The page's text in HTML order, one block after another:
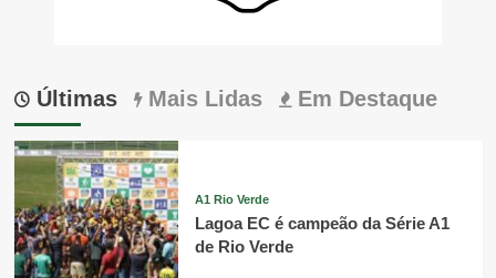
Últimas Mais Lidas Em Destaque
A1 Rio Verde
Lagoa EC é campeão da Série A1
de Rio Verde